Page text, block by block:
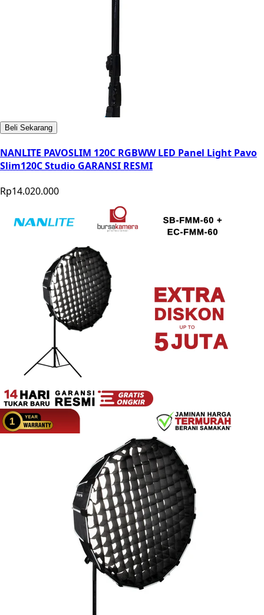
Beli Sekarang
NANLITE PAVOSLIM 120C RGBWW LED Panel Light Pavo
Slim120C Studio GARANSI RESMI
Rp14.020.000